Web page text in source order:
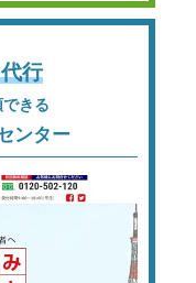
行
きる
ンター